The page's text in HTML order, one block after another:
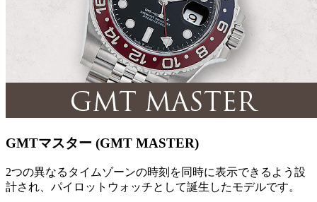
GMTマスター (GMT MASTER)
2つの異なるタイムゾーンの時刻を同時に表示できるよう設
計され、パイロットウォッチとして誕生したモデルです。